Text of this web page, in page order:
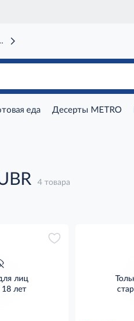
еда Десерты METRO
4 товара
лиц
лет